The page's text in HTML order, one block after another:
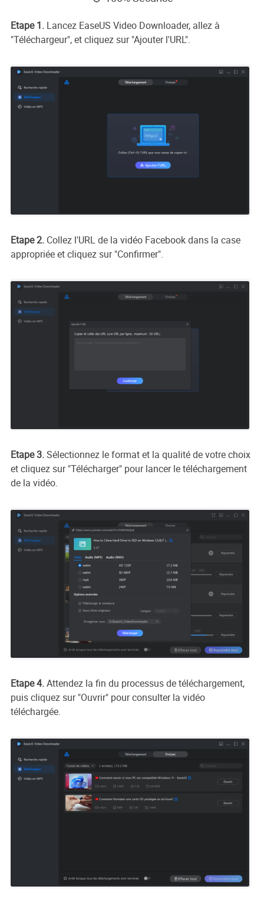
Etape 1. Lancez EaseUS Video Downloader, allez à
"Téléchargeur", et cliquez sur "Ajouter l'URL".
Etape 2. Collez l'URL de la vidéo Facebook dans la case
appropriée et cliquez sur "Confirmer".
Etape 3.Sélectionnez le format et la qualité de votre choix
et cliquez sur "Télécharger" pour lancer le téléchargement
de la vidéo.
Etape 4.Attendez la fin du processus de téléchargement,
puis cliquez sur "Ouvrir" pour consulter la vidéo
téléchargée.